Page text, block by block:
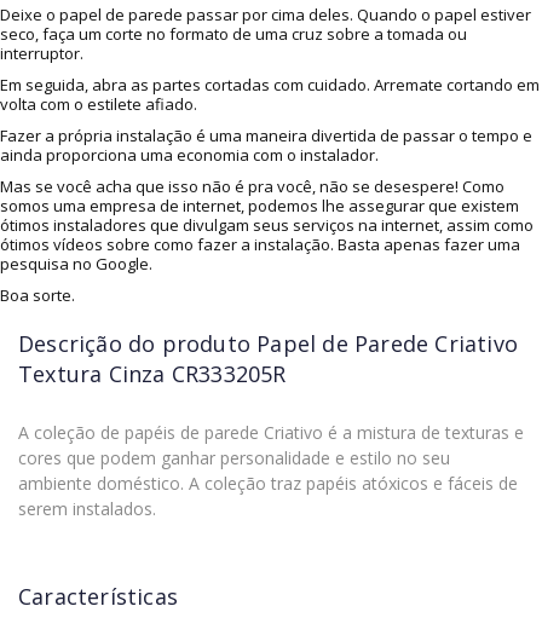
Deixe o papel de parede passar por cima deles. Quando o papel estiver
seco, faça um corte no formato de uma cruz sobre a tomada ou
interruptor.
Em seguida, abra as partes cortadas com cuidado. Arremate cortando em
volta com o estilete afiado.
Fazer a própria instalação é uma maneira divertida de passar o tempo e
ainda proporciona uma economia com o instalador.
Mas se você acha que isso não é pra você, não se desespere! Como
somos uma empresa de internet, podemos lhe assegurar que existem
ótimos instaladores que divulgam seus serviços na internet, assim como
ótimos vídeos sobre como fazer a instalação. Basta apenas fazer uma
pesquisa no Google.
Boa sorte.
Descrição do produto Papel de Parede Criativo
Textura Cinza CR333205R
A coleção de papéis de parede Criativo é a mistura de texturas e
cores que podem ganhar personalidade e estilo no seu
ambiente doméstico. A coleção traz papéis atóxicos e fáceis de
serem instalados.
Características